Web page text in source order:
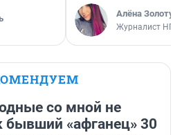
Алёна
Журналист НГС
со мной не
«афганец» 30